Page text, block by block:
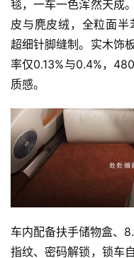
首
页
车
时
毯，一车一色浑然天成
皮与麂皮绒，全粒面
超细针脚缝制。实木饰
率仅0.13%与0.4%，
质感。
车内配备扶手储物盒、
指纹、密码解锁，锁车